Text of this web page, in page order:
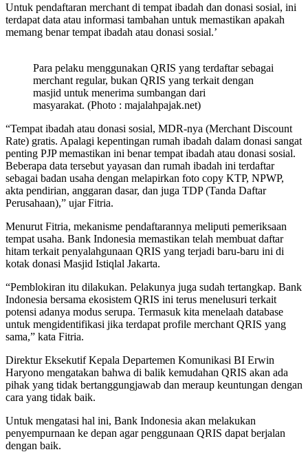
Untuk pendaftaran merchant di tempat ibadah dan donasi sosial, ini
terdapat data atau informasi tambahan untuk memastikan apakah
memang benar tempat ibadah atau donasi sosial.’
Para pelaku menggunakan QRIS yang terdaftar sebagai
merchant regular, bukan QRIS yang terkait dengan
masjid untuk menerima sumbangan dari
masyarakat. (Photo : majalahpajak.net)
“Tempat ibadah atau donasi sosial, MDR-nya (Merchant Discount
Rate) gratis. Apalagi kepentingan rumah ibadah dalam donasi sangat
penting PJP memastikan ini benar tempat ibadah atau donasi sosial.
Beberapa data tersebut yayasan dan rumah ibadah ini terdaftar
sebagai badan usaha dengan melapirkan foto copy KTP, NPWP,
akta pendirian, anggaran dasar, dan juga TDP (Tanda Daftar
Perusahaan),” ujar Fitria.
Menurut Fitria, mekanisme pendaftarannya meliputi pemeriksaan
tempat usaha. Bank Indonesia memastikan telah membuat daftar
hitam terkait penyalahgunaan QRIS yang terjadi baru-baru ini di
kotak donasi Masjid Istiqlal Jakarta.
“Pemblokiran itu dilakukan. Pelakunya juga sudah tertangkap. Bank
Indonesia bersama ekosistem QRIS ini terus menelusuri terkait
potensi adanya modus serupa. Termasuk kita menelaah database
untuk mengidentifikasi jika terdapat profile merchant QRIS yang
sama,” kata Fitria.
Direktur Eksekutif Kepala Departemen Komunikasi BI Erwin
Haryono mengatakan bahwa di balik kemudahan QRIS akan ada
pihak yang tidak bertanggungjawab dan meraup keuntungan dengan
cara yang tidak baik.
Untuk mengatasi hal ini, Bank Indonesia akan melakukan
penyempurnaan ke depan agar penggunaan QRIS dapat berjalan
dengan baik.